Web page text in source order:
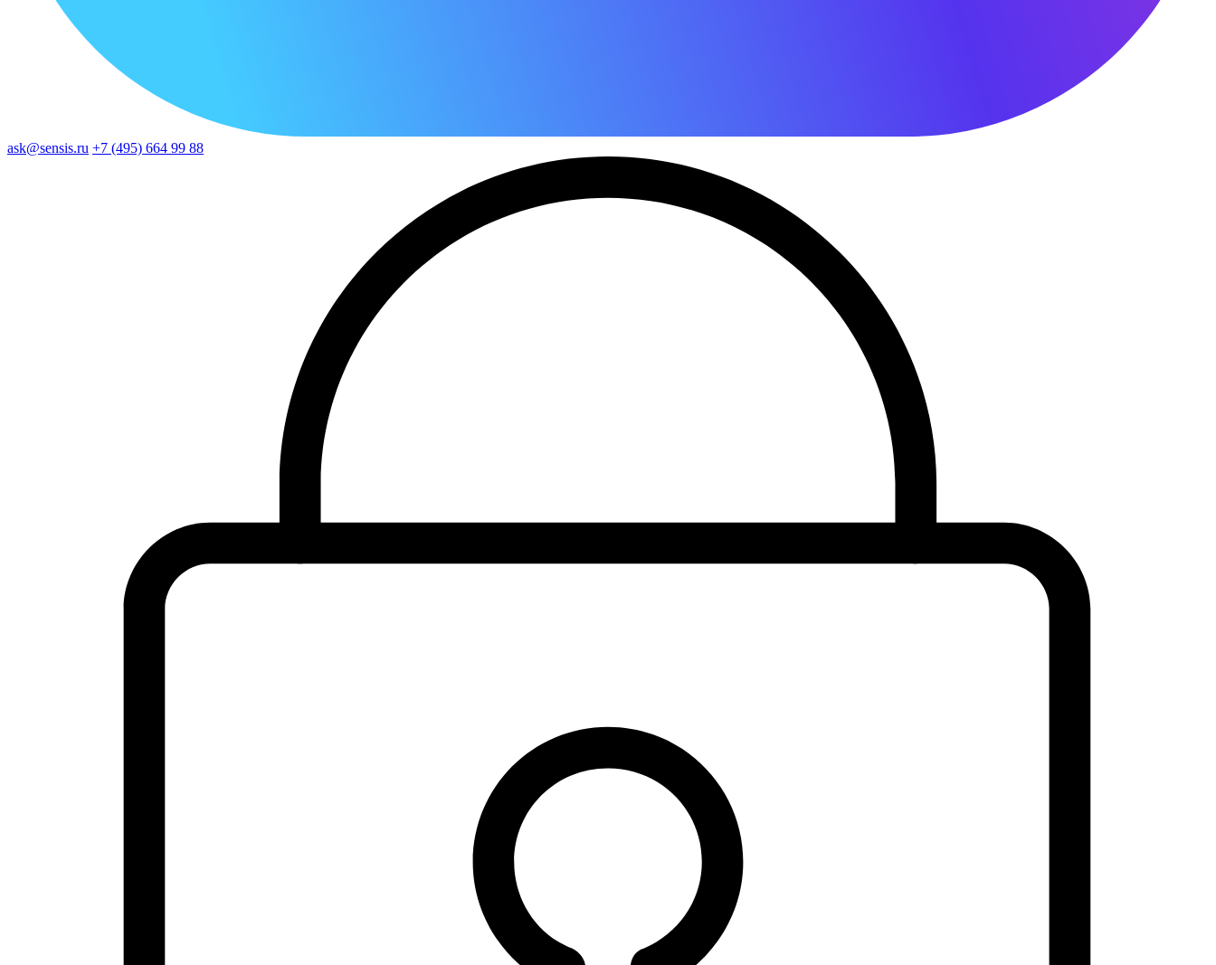
ask@sensis.ru +7 (495) 664 99 88